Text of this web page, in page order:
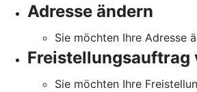
Adresse ändern
Sie möchten Ihre Adresse
Freistellungsauftrag
Sie möchten Ihre